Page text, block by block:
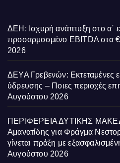
ΔΕΗ: Ισχυρή ανάπτυξη στο α΄
προσαρμοσμένο EBITDA στα
2026
ΔΕΥΑ Γρεβενών: Εκτεταμένες
ύδρευσης – Ποιες περιοχές
Αυγούστου 2026
ΠΕΡΙΦΕΡΕΙΑ ΔΥΤΙΚΗΣ
Αμανατίδης για Φράγμα
γίνεται πράξη με
Αυγούστου 2026